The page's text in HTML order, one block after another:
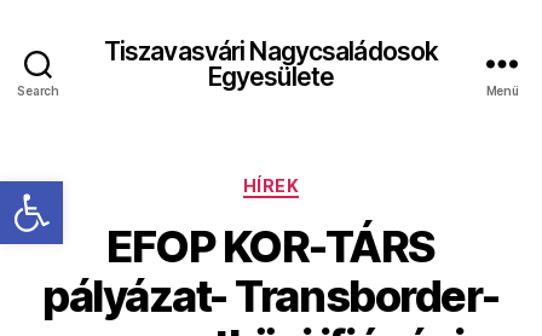
Eszköztár megnyitása
Search
Tiszavasvári Nagycsaládosok
Egyesülete
Menü
Kategóriák
HÍREK
EFOP KOR-TÁRS
pályázat- Transborder-